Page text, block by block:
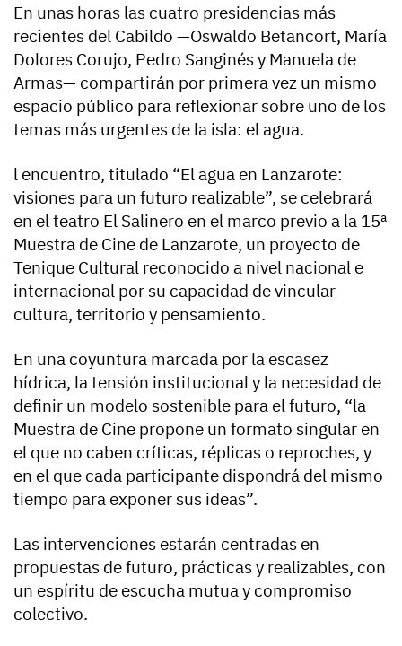
En unas horas las cuatro presidencias más
recientes del Cabildo —Oswaldo Betancort, María
Dolores Corujo, Pedro Sanginés y Manuela de
Armas— compartirán por primera vez un mismo
espacio público para reflexionar sobre uno de los
temas más urgentes de la isla: el agua.
l encuentro, titulado “El agua en Lanzarote:
visiones para un futuro realizable”, se celebrará
en el teatro El Salinero en el marco previo a la 15ª
Muestra de Cine de Lanzarote, un proyecto de
Tenique Cultural reconocido a nivel nacional e
internacional por su capacidad de vincular
cultura, territorio y pensamiento.
En una coyuntura marcada por la escasez
hídrica, la tensión institucional y la necesidad de
definir un modelo sostenible para el futuro, “la
Muestra de Cine propone un formato singular en
el que no caben críticas, réplicas o reproches, y
en el que cada participante dispondrá del mismo
tiempo para exponer sus ideas”.
Las intervenciones estarán centradas en
propuestas de futuro, prácticas y realizables, con
un espíritu de escucha mutua y compromiso
colectivo.